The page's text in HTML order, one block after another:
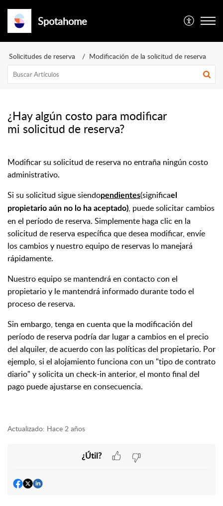
Spotahome
Solicitudes de reserva Modificación de la solicitud de reserva
¿Hay algún costo para modificar
mi solicitud de reserva?
Modificar su solicitud de reserva no entraña ningún costo
administrativo.
Si su solicitud sigue siendopendientes(significael
propietario aún no lo ha aceptado), puede solicitar cambios
en el período de reserva. Simplemente haga clic en la
solicitud de reserva específica que desea modificar, envíe
los cambios y nuestro equipo de reservas lo manejará
rápidamente.
Nuestro equipo se mantendrá en contacto con el
propietario y le mantendrá informado durante todo el
proceso de reserva.
Sin embargo, tenga en cuenta que la modificación del
período de reserva podría dar lugar a cambios en el precio
del alquiler, de acuerdo con las políticas del propietario. Por
ejemplo, si el alojamiento funciona con un "tipo de contrato
diario" y solicita un check-in anterior, el monto final del
pago puede ajustarse en consecuencia.
Actualizado: Hace 2 años
¿Útil?